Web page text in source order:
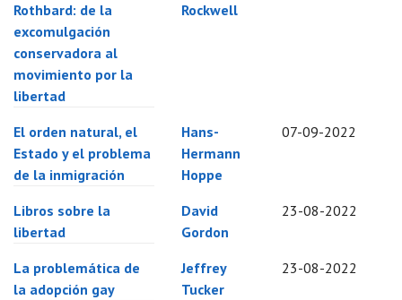
Rothbard: de la
excomulgación
conservadora al
movimiento por la
libertad
Rockwell
El orden natural, el
Estado y el problema
de la inmigración
Hans-
Hermann
Hoppe
07-09-2022
Libros sobre la
libertad
David
Gordon
23-08-2022
La problemática de
la adopción gay
Jeffrey
Tucker
23-08-2022